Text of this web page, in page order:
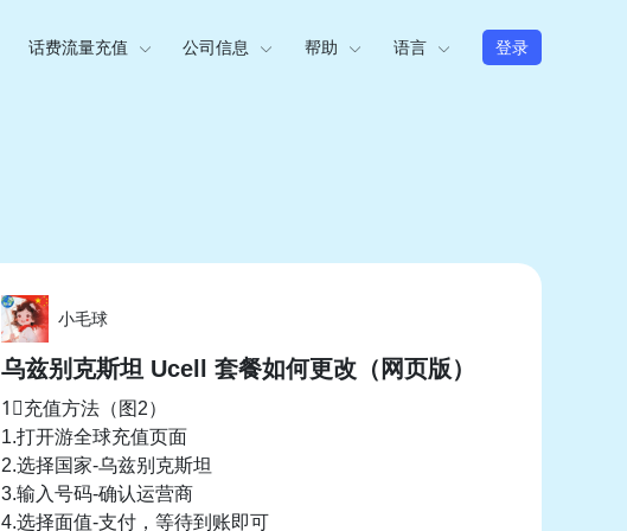
话费流量充值 公司信息 帮助 语言 登录
小毛球
乌兹别克斯坦 Ucell 套餐如何更改（网页版）
1⃣️充值方法（图2）
1.打开游全球充值页面
2.选择国家-乌兹别克斯坦
3.输入号码-确认运营商
4.选择面值-支付，等待到账即可